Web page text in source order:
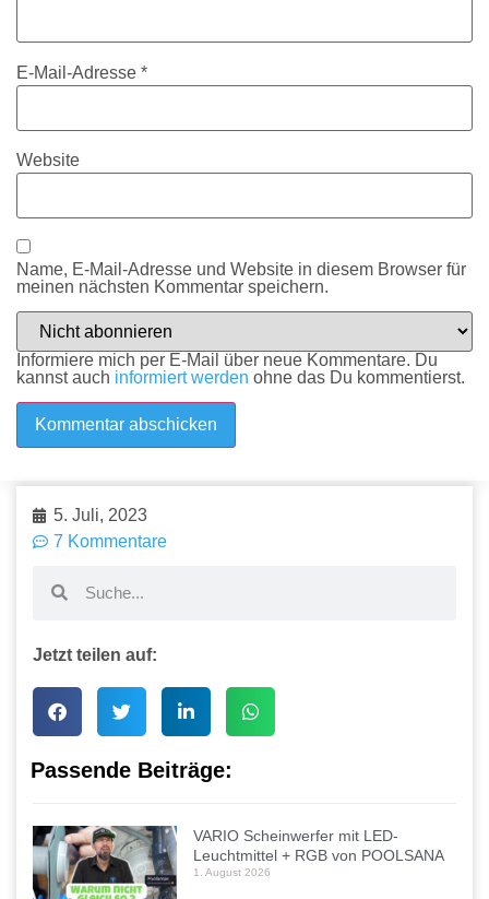
E-Mail-Adresse *
Website
Name, E-Mail-Adresse und Website in diesem Browser für
meinen nächsten Kommentar speichern.
Informiere mich per E-Mail über neue Kommentare. Du
kannst auch informiert werden ohne das Du kommentierst.
5. Juli, 2023
7 Kommentare
Jetzt teilen auf:
Passende Beiträge:
VARIO Scheinwerfer mit LED-
Leuchtmittel + RGB von POOLSANA
1. August 2026